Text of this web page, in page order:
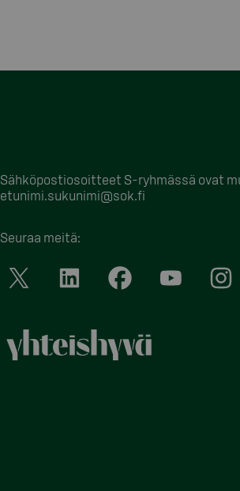
Sähköpostiosoitteet S-ryhmässä ovat
etunimi.sukunimi@sok.fi
Seuraa meitä: